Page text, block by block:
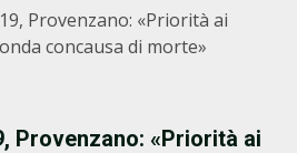
Provenzano: «Priorità ai
concausa di morte»
Provenzano: «Priorità ai